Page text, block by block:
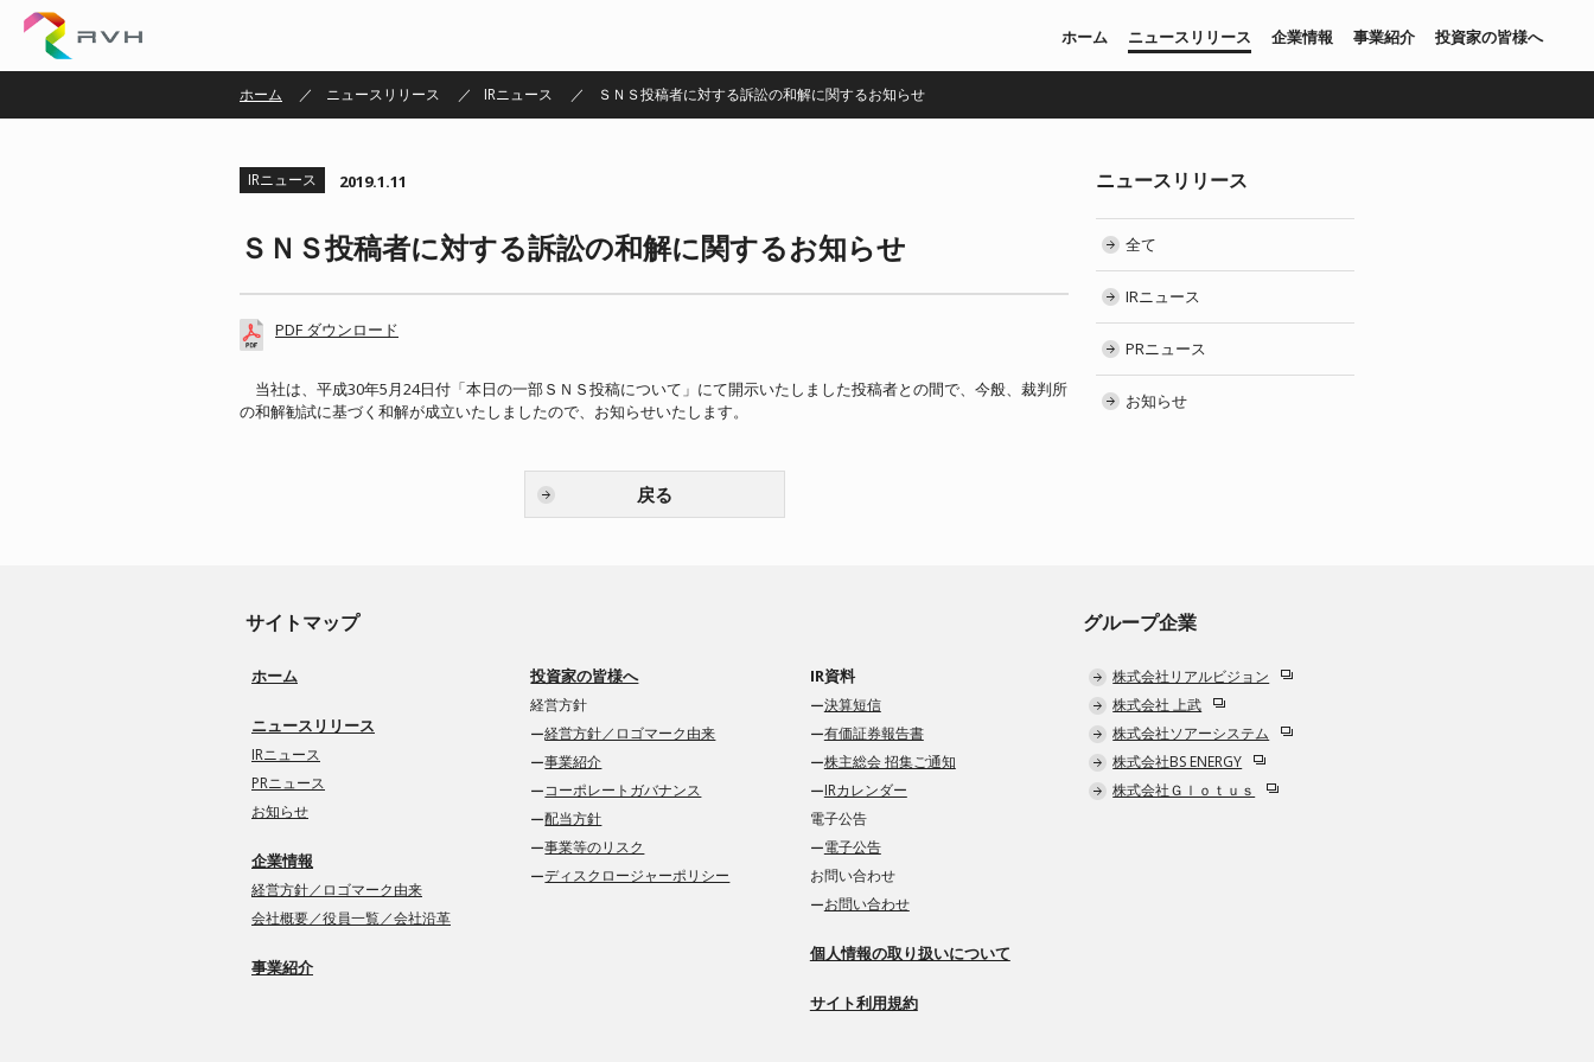
ホーム ニュースリリース 企業情報 事業紹介 投資家の皆様へ
ホーム ニュースリリース IRニュース ＳＮＳ投稿者に対する訴訟の和解に関するお知らせ
IRニュース 2019.1.11
ＳＮＳ投稿者に対する訴訟の和解に関するお知らせ
PDF ダウンロード
当社は、平成30年5月24日付「本日の一部ＳＮＳ投稿について」にて開示いたしました投稿者との間で、今般、裁判所
の和解勧試に基づく和解が成立いたしましたので、お知らせいたします。
戻る
ニュースリリース
全て
IRニュース
PRニュース
お知らせ
サイトマップ
ホーム
ニュースリリース
IRニュース
PRニュース
お知らせ
企業情報
経営方針／ロゴマーク由来
会社概要／役員一覧／会社沿革
事業紹介
投資家の皆様へ
経営方針
経営方針／ロゴマーク由来
事業紹介
コーポレートガバナンス
配当方針
事業等のリスク
ディスクロージャーポリシー
IR資料
決算短信
有価証券報告書
株主総会 招集ご通知
IRカレンダー
電子公告
電子公告
お問い合わせ
お問い合わせ
個人情報の取り扱いについて
サイト利用規約
グループ企業
株式会社リアルビジョン
株式会社 上武
株式会社ソアーシステム
株式会社BS ENERGY
株式会社Ｇｌｏｔｕｓ